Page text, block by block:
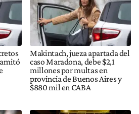
Makintach, jueza apartada del
caso Maradona, debe $2,1
millones por multas en
provincia de Buenos Aires y
$880 mil en CABA